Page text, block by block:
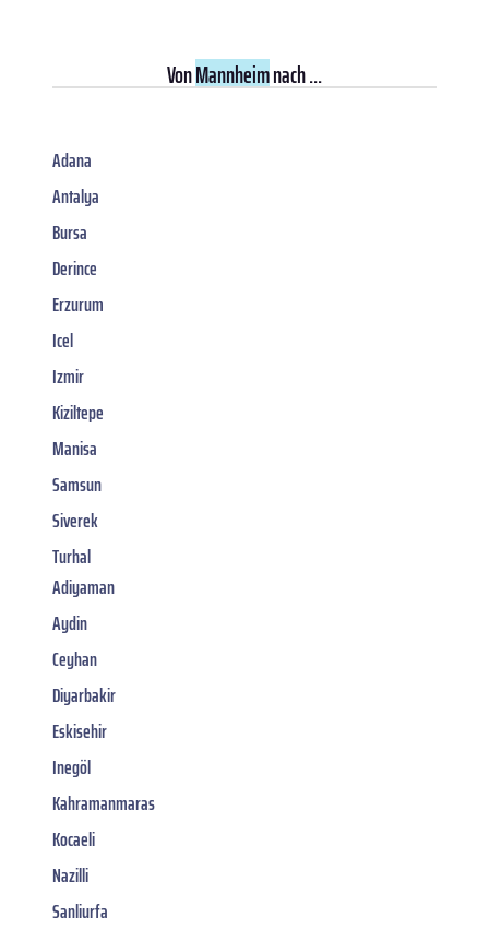
VonMannheimnach ...
Adana
Antalya
Bursa
Derince
Erzurum
Icel
Izmir
Kiziltepe
Manisa
Samsun
Siverek
Turhal
Adiyaman
Aydin
Ceyhan
Diyarbakir
Eskisehir
Inegöl
Kahramanmaras
Kocaeli
Nazilli
Sanliurfa